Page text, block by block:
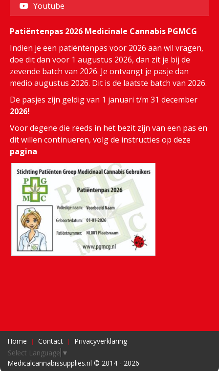
Youtube
Patiëntenpas 2026 Medicinale Cannabis PGMCG
Indien je een patiëntenpas voor 2026 aan wil vragen,
doe dit dan voor 1 augustus 2026, dan zit je bij de
zevende batch van 2026. Je ontvangt je pasje dan
medio augustus 2026. Dit is de laatste batch van 2026.
De pasjes zijn geldig van 1 januari t/m 31 december
2026!
Voor degene die reeds in het bezit zijn van een pas en
dit willen continueren, volg de instructies op deze
pagina
Home Contact
Privacyverklaring
Select Language ▼
Medicalcannabissupplies.nl © 2014 - 2026